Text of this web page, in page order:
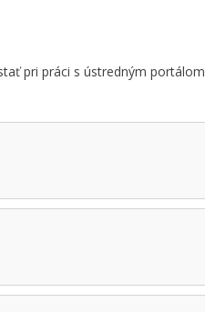
pri práci s ústredným portálom